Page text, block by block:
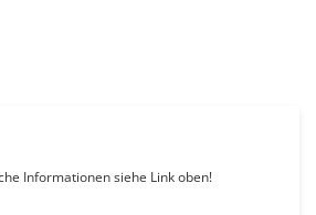
Informationen siehe Link oben!